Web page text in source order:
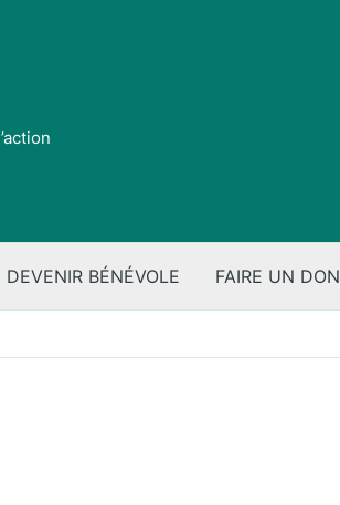
DEVENIR BÉNÉVOLE FAIRE UN DON